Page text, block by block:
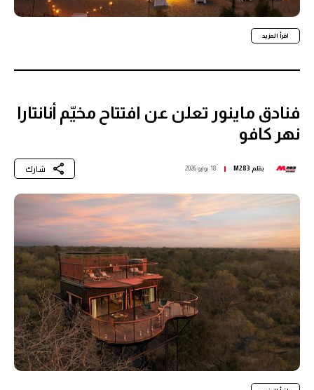
اقرأ المزيد
فنادق ماينور تعلن عن افتتاح مخيّم أنانتارا
نهر كافو
بقلم M283 18 يوليو 2026 شارك